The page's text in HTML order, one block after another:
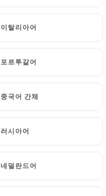
이탈리아어
포르투갈어
중국어 간체
러시아어
네덜란드어
이탈리아어
포르투갈어
중국어 간체
러시아어
네덜란드어